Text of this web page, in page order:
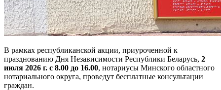
В рамках республиканской акции, приуроченной к
празднованию Дня Независимости Республики Беларусь, 2
июля 2026 г. с 8.00 до 16.00, нотариусы Минского областного
нотариального округа, проведут бесплатные консультации
граждан.